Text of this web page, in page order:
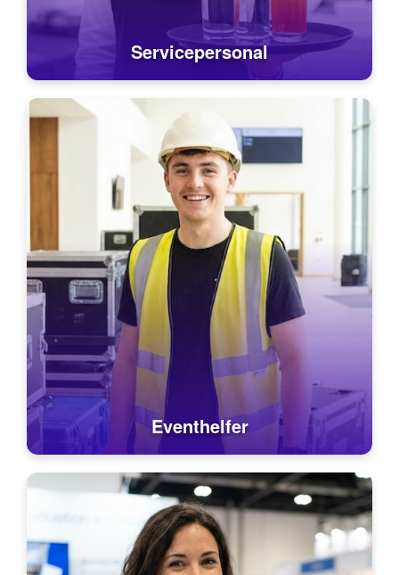
Servicepersonal
Eventhelfer